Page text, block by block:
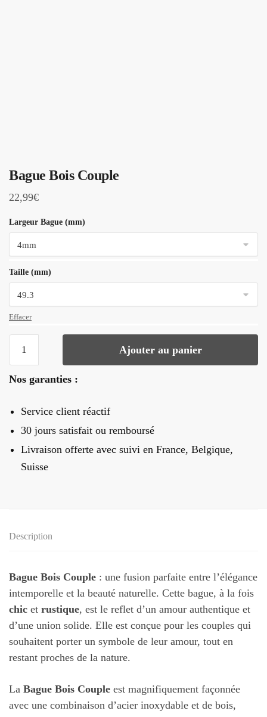
Bague Bois Couple
22,99€
Largeur Bague (mm)
Taille (mm)
Effacer
Bois
Ajouter au panier
Nos garanties :
Service client réactif
30 jours satisfait ou remboursé
Livraison offerte avec suivi en France, Belgique,
Suisse
Description
Bague Bois Couple : une fusion parfaite entre l’élégance
intemporelle et la beauté naturelle. Cette bague, à la fois
chic et rustique, est le reflet d’un amour authentique et
d’une union solide. Elle est conçue pour les couples qui
souhaitent porter un symbole de leur amour, tout en
restant proches de la nature.
La Bague Bois Couple est magnifiquement façonnée
avec une combinaison d’acier inoxydable et de bois,